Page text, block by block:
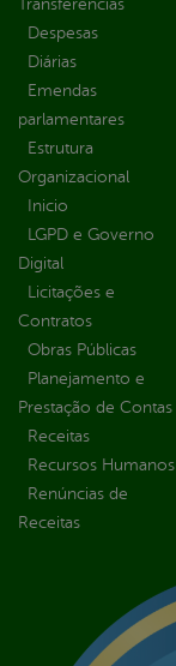
Transferências
Despesas
Diárias
Emendas
parlamentares
Estrutura
Organizacional
Inicio
LGPD e Governo
Digital
Licitações e
Contratos
Obras Públicas
Planejamento e
Prestação de Contas
Receitas
Recursos Humanos
Renúncias de
Receitas